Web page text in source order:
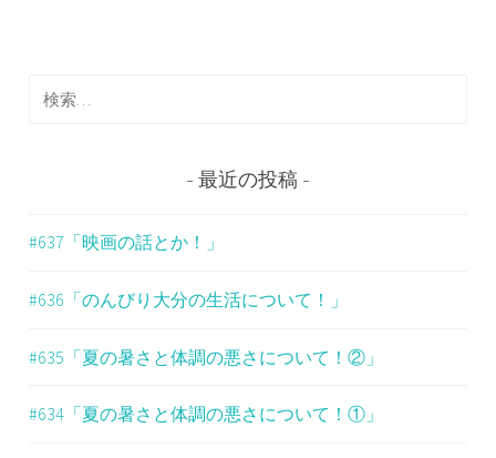
検
索
最近の投稿
#637「映画の話とか！」
#636「のんびり大分の生活について！」
#635「夏の暑さと体調の悪さについて！②」
#634「夏の暑さと体調の悪さについて！①」